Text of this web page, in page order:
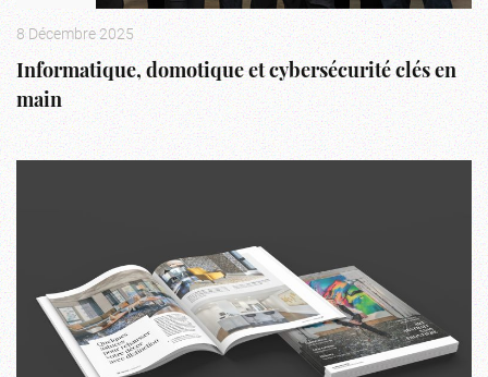
8 Décembre 2025
Informatique, domotique et cybersécurité clés en
main